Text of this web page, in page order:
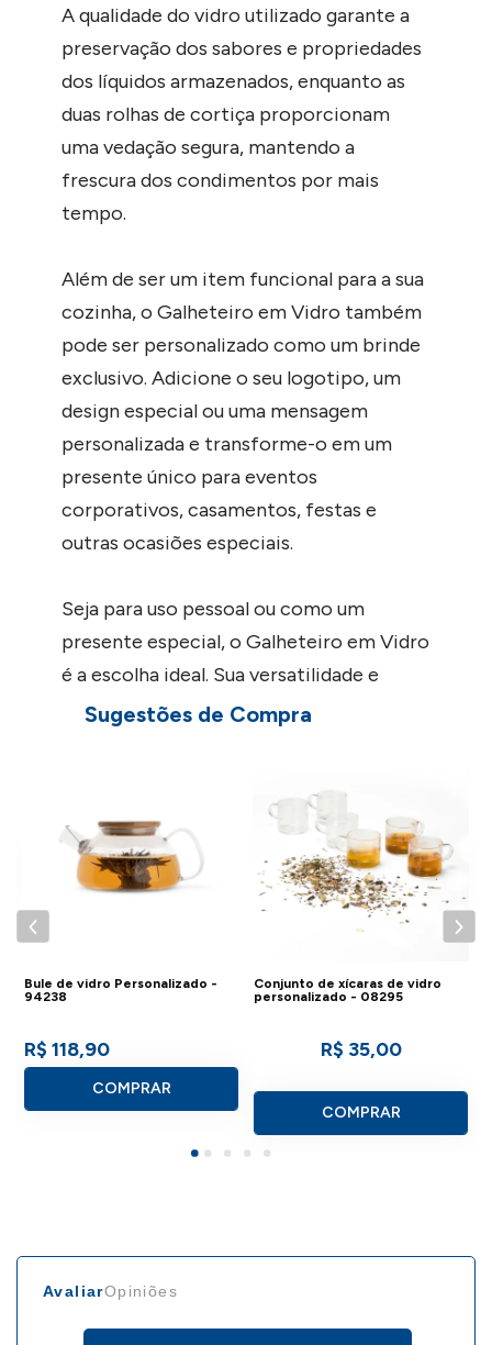
A qualidade do vidro utilizado garante a
preservação dos sabores e propriedades
dos líquidos armazenados, enquanto as
duas rolhas de cortiça proporcionam
uma vedação segura, mantendo a
frescura dos condimentos por mais
tempo.
Além de ser um item funcional para a sua
cozinha, o Galheteiro em Vidro também
pode ser personalizado como um brinde
exclusivo. Adicione o seu logotipo, um
design especial ou uma mensagem
personalizada e transforme-o em um
presente único para eventos
corporativos, casamentos, festas e
outras ocasiões especiais.
Seja para uso pessoal ou como um
presente especial, o Galheteiro em Vidro
é a escolha ideal. Sua versatilidade e
beleza certamente impressionarão seus
nessa peça indispensável para a sua
cozinha e desfrute de todos os
benefícios que ela oferece.
Dimensões:ø57 x 155 mm
Consulte a aba personalização para
Sugestões de Compra
Bule de vidro Personalizado -
94238
R$ 118,90
COMPRAR
Conjunto de xícaras de vidro
personalizado - 08295
R$ 35,00
COMPRAR
AvaliarOpiniões